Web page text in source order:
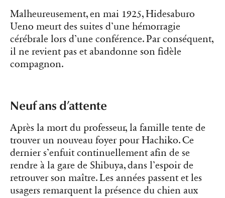
Malheureusement, en mai 1925, Hidesaburo
Ueno meurt des suites d’une hémorragie
cérébrale lors d’une conférence. Par conséquent,
il ne revient pas et abandonne son fidèle
compagnon.
Neuf ans d’attente
Après la mort du professeur, la famille tente de
trouver un nouveau foyer pour Hachiko. Ce
dernier s’enfuit continuellement afin de se
rendre à la gare de Shibuya, dans l’espoir de
retrouver son maître. Les années passent et les
usagers remarquent la présence du chien aux